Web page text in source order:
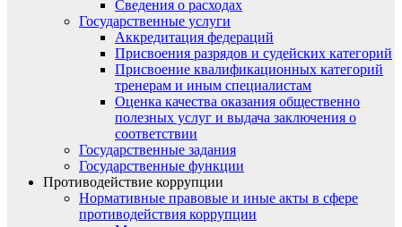
Сведения о расходах
Государственные услуги
Аккредитация федераций
Присвоения разрядов и судейских категорий
Присвоение квалификационных категорий
тренерам и иным специалистам
Оценка качества оказания общественно
полезных услуг и выдача заключения о
соответствии
Государственные задания
Государственные функции
Противодействие коррупции
Нормативные правовые и иные акты в сфере
противодействия коррупции